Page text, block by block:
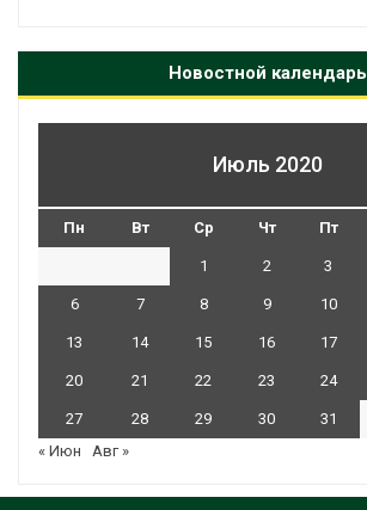
Новостной календарь
Июль 2020
Пн Вт Ср Чт Пт
1 2 3
6 7 8 9 10
13 14 15 16 17
20 21 22 23 24
27 28 29 30
31
« Июн
Авг »